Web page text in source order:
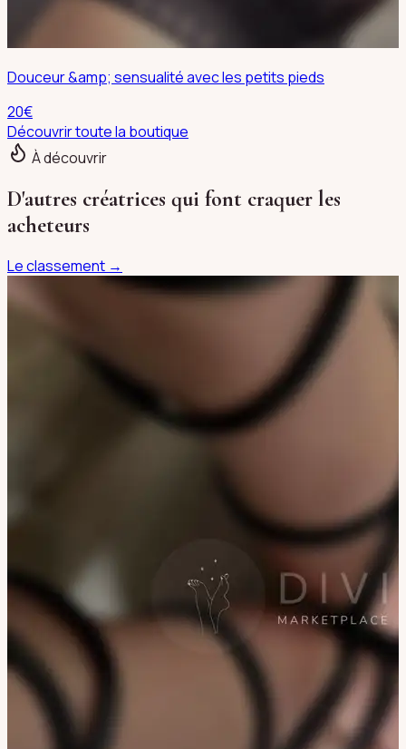
Douceur &amp; sensualité avec les petits pieds
20€
Découvrir toute la boutique
À découvrir
D'autres créatrices qui font craquer les
acheteurs
Le classement →